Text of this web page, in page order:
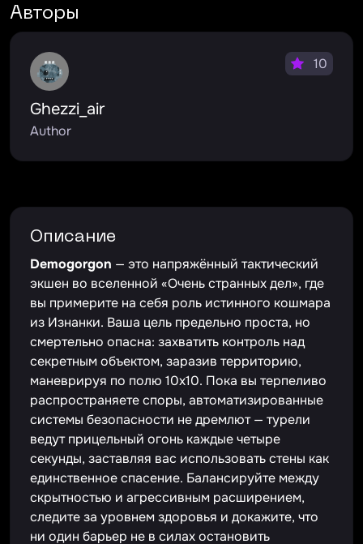
Авторы
Ghezzi_air
Author
10
Описание
Demogorgon — это напряжённый тактический
экшен во вселенной «Очень странных дел», где
вы примерите на себя роль истинного кошмара
из Изнанки. Ваша цель предельно проста, но
смертельно опасна: захватить контроль над
секретным объектом, заразив территорию,
маневрируя по полю 10x10. Пока вы терпеливо
распространяете споры, автоматизированные
системы безопасности не дремлют — турели
ведут прицельный огонь каждые четыре
секунды, заставляя вас использовать стены как
единственное спасение. Балансируйте между
скрытностью и агрессивным расширением,
следите за уровнем здоровья и докажите, что
ни один барьер не в силах остановить